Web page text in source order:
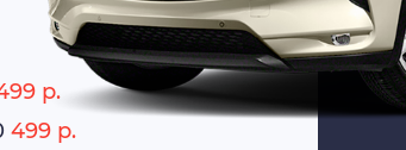
р.
499 р.